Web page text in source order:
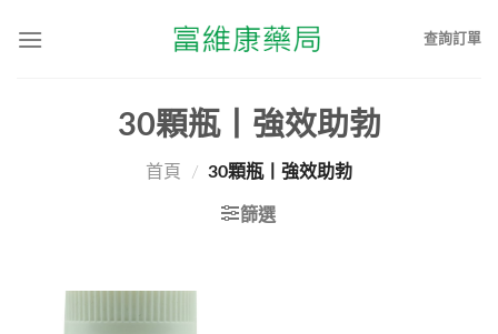
查詢訂單
30顆瓶丨強效助勃
首頁 / 30顆瓶丨強效助勃
篩選